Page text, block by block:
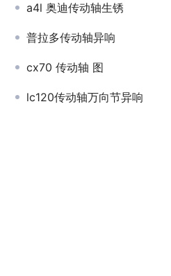
a4l 奥迪传动轴生锈
普拉多传动轴异响
cx70 传动轴 图
lc120传动轴万向节异响